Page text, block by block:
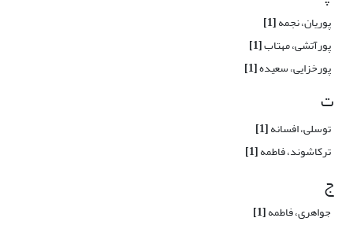
پوریان، نجمه[1]
پورآتشی، مهتاب[1]
پورخزایی، سعیده[1]
ت
توسلی، افسانه[1]
ترکاشوند، فاطمه[1]
ج
جواهری، فاطمه[1]